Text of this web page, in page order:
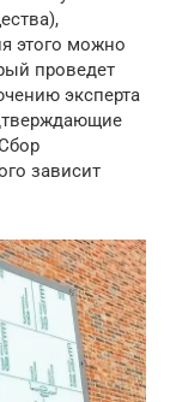
этого можно
проведет
эксперта
зависит